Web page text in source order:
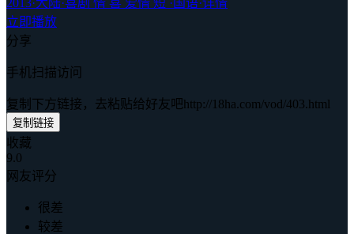
立即播放
分享
手机扫描访问
复制下方链接，去粘贴给好友吧http://18ha.com/vod/403.html
复制链接
收藏
9.0
网友评分
很差
较差